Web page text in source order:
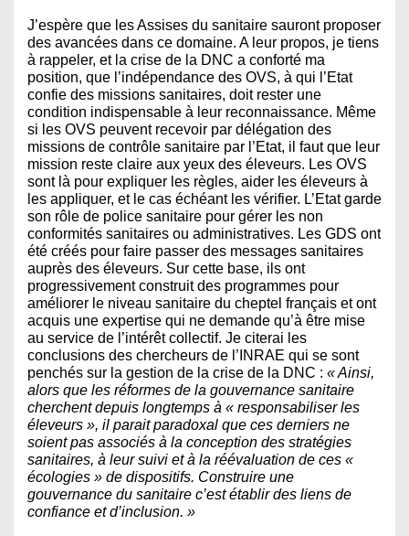
J’espère que les Assises du sanitaire sauront proposer
des avancées dans ce domaine. A leur propos, je tiens
à rappeler, et la crise de la DNC a conforté ma
position, que l’indépendance des OVS, à qui l’Etat
confie des missions sanitaires, doit rester une
condition indispensable à leur reconnaissance. Même
si les OVS peuvent recevoir par délégation des
missions de contrôle sanitaire par l’Etat, il faut que leur
mission reste claire aux yeux des éleveurs. Les OVS
sont là pour expliquer les règles, aider les éleveurs à
les appliquer, et le cas échéant les vérifier. L’Etat garde
son rôle de police sanitaire pour gérer les non
conformités sanitaires ou administratives. Les GDS ont
été créés pour faire passer des messages sanitaires
auprès des éleveurs. Sur cette base, ils ont
progressivement construit des programmes pour
améliorer le niveau sanitaire du cheptel français et ont
acquis une expertise qui ne demande qu’à être mise
au service de l’intérêt collectif. Je citerai les
conclusions des chercheurs de l’INRAE qui se sont
penchés sur la gestion de la crise de la DNC : « Ainsi,
alors que les réformes de la gouvernance sanitaire
cherchent depuis longtemps à « responsabiliser les
éleveurs », il parait paradoxal que ces derniers ne
soient pas associés à la conception des stratégies
sanitaires, à leur suivi et à la réévaluation de ces «
écologies » de dispositifs. Construire une
gouvernance du sanitaire c’est établir des liens de
confiance et d’inclusion. »